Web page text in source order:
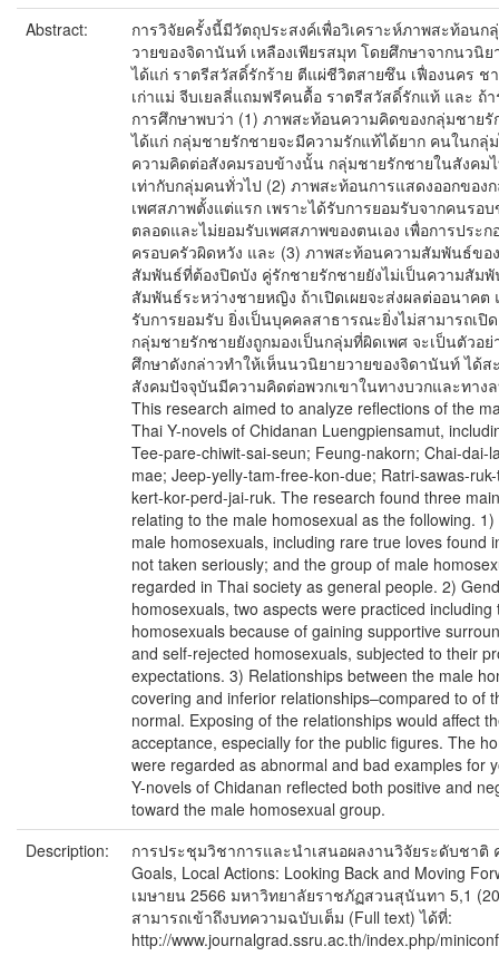
Abstract:
การวิจัยครั้งนี้มีวัตถุประสงค์เพื่อวิเคราะห์ภาพสะท้อน
วายของจิดานันท์ เหลืองเพียรสมุท โดยศึกษาจากนวนิย
ได้แก่ ราตรีสวัสดิ์รักร้าย ตีแผ่ชีวิตสายซึน เฟื่องนคร ช
เก่าแม่ จีบเยลลี่แถมฟรีคนดื้อ ราตรีสวัสดิ์รักแท้ และ ถ้า
การศึกษาพบว่า (1) ภาพสะท้อนความคิดของกลุ่มชาย
ได้แก่ กลุ่มชายรักชายจะมีความรักแท้ได้ยาก คนในกลุ่
ความคิดต่อสังคมรอบข้างนั้น กลุ่มชายรักชายในสังคม
เท่ากับกลุ่มคนทั่วไป (2) ภาพสะท้อนการแสดงออกของ
เพศสภาพตั้งแต่แรก เพราะได้รับการยอมรับจากคนรอ
ตลอดและไม่ยอมรับเพศสภาพของตนเอง เพื่อการประ
ครอบครัวผิดหวัง และ (3) ภาพสะท้อนความสัมพันธ์ขอ
สัมพันธ์ที่ต้องปิดบัง คู่รักชายรักชายยังไม่เป็นความสัม
สัมพันธ์ระหว่างชายหญิง ถ้าเปิดเผยจะส่งผลต่ออนาค
รับการยอมรับ ยิ่งเป็นบุคคลสาธารณะยิ่งไม่สามารถเปิด
กลุ่มชายรักชายยังถูกมองเป็นกลุ่มที่ผิดเพศ จะเป็นตัวอย่
ศึกษาดังกล่าวทำให้เห็นนวนิยายวายของจิดานันท์ ได้
สังคมปัจจุบันมีความคิดต่อพวกเขาในทางบวกและทาง
This research aimed to analyze reflections of the
Thai Y-novels of Chidanan Luengpiensamut,
Tee-pare-chiwit-sai-seun; Feung-nakorn; Chai-dai-
mae; Jeep-yelly-tam-free-kon-due; Ratri-sawas-
kert-kor-perd-jai-ruk. The research found three
relating to the male homosexual as the following.
male homosexuals, including rare true loves found
not taken seriously; and the group of male
regarded in Thai society as general people. 2)
homosexuals, two aspects were practiced including
homosexuals because of gaining supportive
and self-rejected homosexuals, subjected to their
expectations. 3) Relationships between the male
covering and inferior relationships–compared to of
normal. Exposing of the relationships would affect
acceptance, especially for the public figures. The
were regarded as abnormal and bad examples for
Y-novels of Chidanan reflected both positive and
toward the male homosexual group.
Description:
การประชุมวิชาการและนำเสนอผลงานวิจัยระดับชาติ
Goals, Local Actions: Looking Back and Moving
เมษายน 2566 มหาวิทยาลัยราชภัฏสวนสุนันทา 5,1
สามารถเข้าถึงบทความฉบับเต็ม (Full text) ได้ที่:
http://www.journalgrad.ssru.ac.th/index.php/